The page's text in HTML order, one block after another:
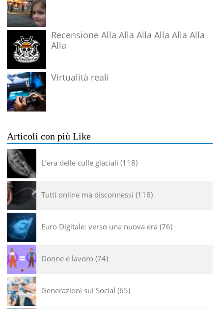
Recensione Alla Alla Alla Alla Alla Alla
Alla
Virtualità reali
Articoli con più Like
L’era delle culle glaciali 118
Tutti online ma disconnessi 116
Euro Digitale: verso una nuova era 76
Donne e lavoro 74
Generazioni sui Social 65